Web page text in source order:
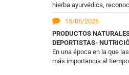
hierba ayurvédica,
15/06/2026
PRODUCTOS
DEPORTISTAS-
En una época en la que
más importancia al